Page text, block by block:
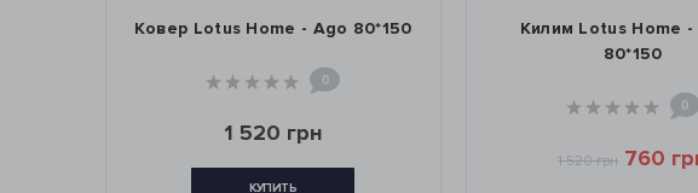
Lotus Home - Ago 80*150
Килим Lotus Home - Sinon